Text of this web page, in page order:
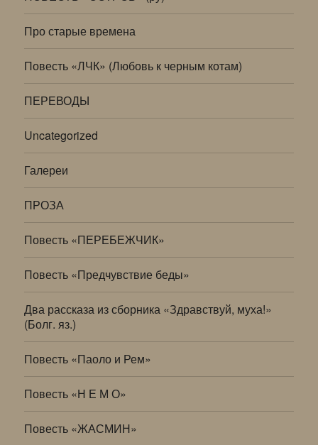
Про старые времена
Повесть «ЛЧК» (Любовь к черным котам)
ПЕРЕВОДЫ
Uncategorized
Галереи
ПРОЗА
Повесть «ПЕРЕБЕЖЧИК»
Повесть «Предчувствие беды»
Два рассказа из сборника «Здравствуй, муха!»
(Болг. яз.)
Повесть «Паоло и Рем»
Повесть «Н Е М О»
Повесть «ЖАСМИН»